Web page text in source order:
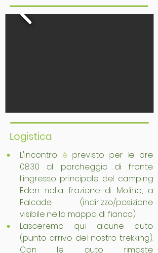
Logistica
L'incontro è previsto per le ore
08:30 al parcheggio di fronte
l'ingresso principale del camping
Eden nella frazione di Molino, a
Falcade (indirizzo/posizione
visibile nella mappa di fianco).
Lasceremo qui alcune auto
(punto arrivo del nostro trekking).
Con le auto rimaste